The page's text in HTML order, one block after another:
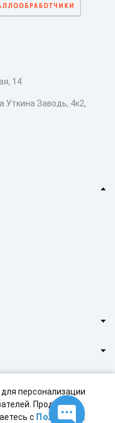
персонализации
Продолжая
с Политикой
14
Уткина Заводь, 4к2,